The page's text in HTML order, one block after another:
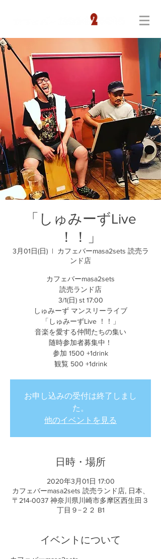
「しゅみーずLive
！！」
3月01日(日)
  |
カフェバーmasa2sets 読売ラ
ンド店
カフェバーmasa2sets
読売ランド店
3/1(日) st 17:00
しゅみーず マンスリーライブ
「しゅみーずLive ！！」
音楽を愛する仲間たちの集い
随時参加者募集中！
参加 1500 +1drink
観覧 500 +1drink
お申し込みの受付は終了しまし
た。
他のイベントを見る
日時・場所
2020年3月01日 17:00
カフェバーmasa2sets 読売ランド店, 日本、
〒214-0037 神奈川県川崎市多摩区西生田３
丁目９−２２ B1
イベントについて